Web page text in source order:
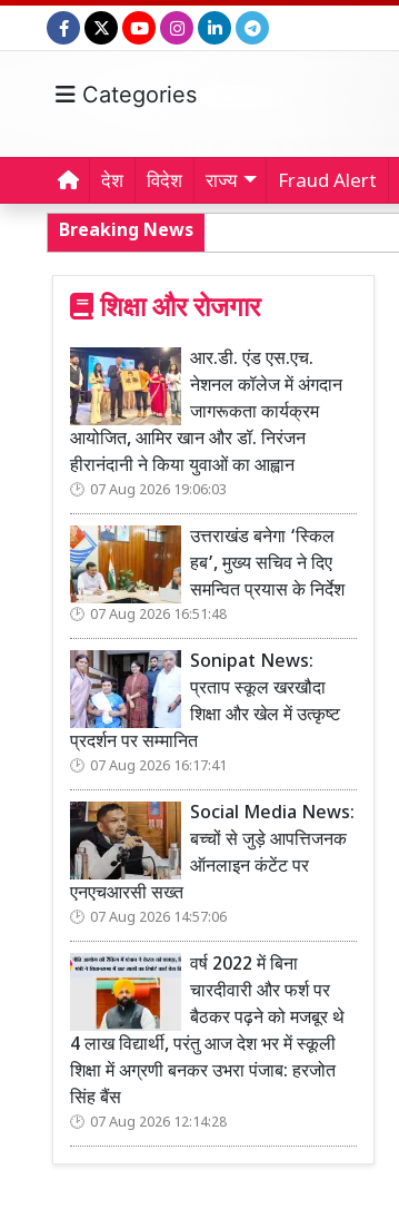
Categories
देश विदेश राज्य Fraud Alert
Breaking News
शिक्षा और रोजगार
आर.डी. एंड एस.एच.
नेशनल कॉलेज में अंगदान
जागरूकता कार्यक्रम
आयोजित, आमिर खान और डॉ. निरंजन
हीरानंदानी ने किया युवाओं का आह्वान
07 Aug 2026 19:06:03
उत्तराखंड बनेगा ‘स्किल
हब’, मुख्य सचिव ने दिए
समन्वित प्रयास के निर्देश
07 Aug 2026 16:51:48
Sonipat News:
प्रताप स्कूल खरखौदा
शिक्षा और खेल में उत्कृष्ट
प्रदर्शन पर सम्मानित
07 Aug 2026 16:17:41
Social Media News:
बच्चों से जुड़े आपत्तिजनक
ऑनलाइन कंटेंट पर
एनएचआरसी सख्त
07 Aug 2026 14:57:06
वर्ष 2022 में बिना
चारदीवारी और फर्श पर
बैठकर पढ़ने को मजबूर थे
4 लाख विद्यार्थी, परंतु आज देश भर में स्कूली
शिक्षा में अग्रणी बनकर उभरा पंजाब: हरजोत
सिंह बैंस
07 Aug 2026 12:14:28